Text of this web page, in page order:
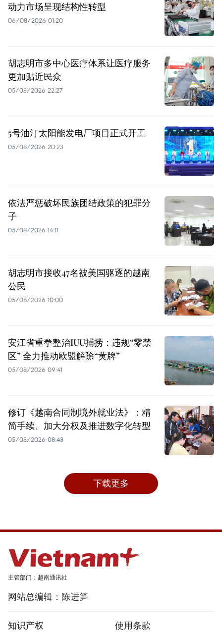
动力市场呈现结构性转型
06/08/2026 01:20
胡志明市多中心医疗体系让医疗服务
更加贴近民众
05/08/2026 22:27
5号油汀太阳能发电厂项目正式开工
05/08/2026 20:23
依法严惩破坏民族团结政策的犯罪分
子
05/08/2026 14:11
胡志明市接收47名被美国驱逐的越南
公民
05/08/2026 10:00
安江省重拳整治IUU捕捞：违规“零禁
区” 全力推动欧盟解除“黄牌”
05/08/2026 09:41
修订《越南合同制境外就业法》：精
简手续、加大分权及推进数字化转型
05/08/2026 08:48
下载更多
主管部门：越南通讯社
网站总编辑：陈进笋
知识产权 使用条款